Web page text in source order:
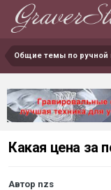
Общие темы по ручной
Какая цена за
Автор nzs